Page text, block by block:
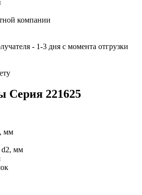
компании
- 1-3 дня с момента отгрузки
Серия 221625
мм
d2, мм